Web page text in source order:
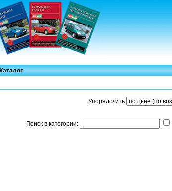
Каталог
Упорядочить
Поиск в категории: